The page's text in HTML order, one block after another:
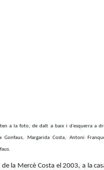
a la foto, de dalt a baix i d'esquerra a
Gonfaus, Margarida Costa, Antoni
la Mercè Costa el 2003, a la